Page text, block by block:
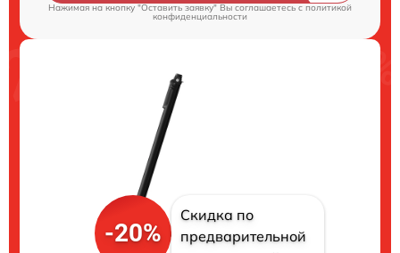
Нажимая на кнопку "Оставить заявку" Вы соглашаетесь cполитикой
конфиденциальности
-20%
Скидка по
предварительной